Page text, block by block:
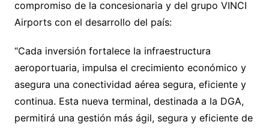
compromiso de la concesionaria y del grupo VINCI
Airports con el desarrollo del país:
“Cada inversión fortalece la infraestructura
aeroportuaria, impulsa el crecimiento económico y
asegura una conectividad aérea segura, eficiente y
continua. Esta nueva terminal, destinada a la DGA,
permitirá una gestión más ágil, segura y eficiente de